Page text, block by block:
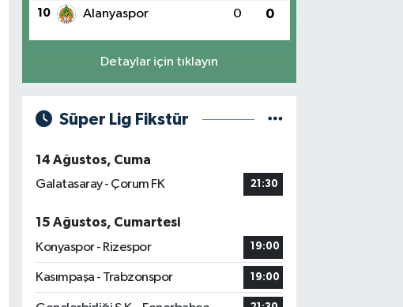
10 Alanyaspor 0 0
Detaylar için tıklayın
Süper Lig Fikstür
14 Ağustos, Cuma
Galatasaray - Çorum FK
21:30
15 Ağustos, Cumartesi
Konyaspor - Rizespor
19:00
Kasımpaşa - Trabzonspor 19:00